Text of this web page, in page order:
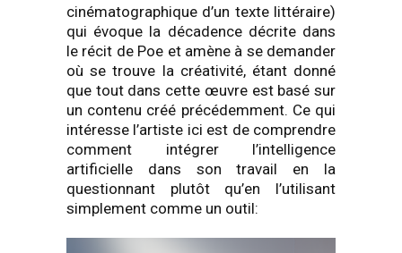
cinématographique d’un texte littéraire)
qui évoque la décadence décrite dans
le récit de Poe et amène à se demander
où se trouve la créativité, étant donné
que tout dans cette œuvre est basé sur
un contenu créé précédemment. Ce qui
intéresse l’artiste ici est de comprendre
comment intégrer l’intelligence
artificielle dans son travail en la
questionnant plutôt qu’en l’utilisant
simplement comme un outil: